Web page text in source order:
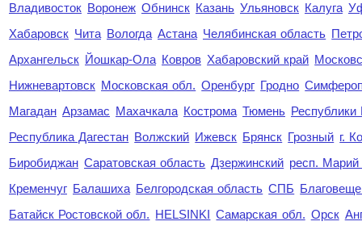
Владивосток Воронеж Обнинск Казань Ульяновск Калуга
Хабаровск Чита Вологда Астана Челябинская область
Архангельск Йошкар-Ола Ковров Хабаровский край
Нижневартовск Московская обл. Оренбург Гродно
Магадан Арзамас Махачкала Кострома Тюмень Республики
Республика Дагестан Волжский Ижевск Брянск Грозный г.
Биробиджан Саратовская область Дзержинский респ.
Кременчуг Балашиха Белгородская область СПБ
Батайск Ростовской обл. HELSINKI Самарская обл. Орск